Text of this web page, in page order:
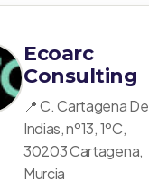
Ecoarc
Consulting
📍 C. Cartagena De
Indias, nº13, 1ºC,
30203 Cartagena,
Murcia